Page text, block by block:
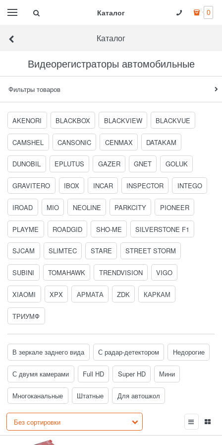
Каталог 0
Каталог
Видеорегистраторы автомобильные
Фильтры товаров
AKENORI BLACKBOX BLACKVIEW BLACKVUE
CAMSHEL CANSONIC CENMAX DATAKAM
DUNOBIL EPLUTUS GAZER GNET GOLUK
GRAVITERO IBOX INCAR INSPECTOR INTEGO
IROAD MIO NEOLINE PARKCITY PIONEER
PLAYME ROADGID SHO-ME SILVERSTONE F1
SJCAM SLIMTEC STARE STREET STORM
SUBINI TOMAHAWK TRENDVISION VIGO
XIAOMI XPX АРМАТА ZDK КАРКАМ
ТРИУМФ
В зеркале заднего вида С радар-детектором Недорогие
С двумя камерами Full HD Super HD Мини
Многоканальные Штатные Для автошкол